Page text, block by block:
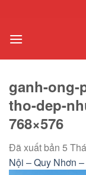
nội
ganh-ong-
tho-dep-
768×576
Đã xuất bản 5
Nội – Quy Nhơn